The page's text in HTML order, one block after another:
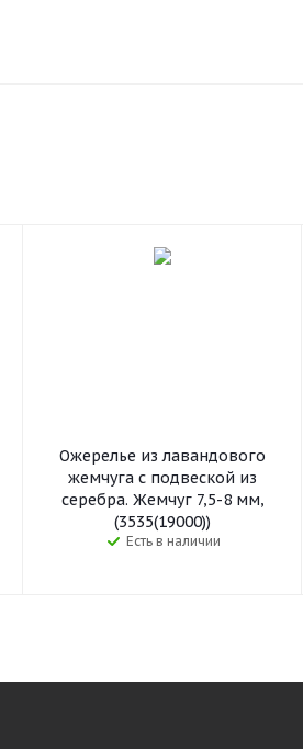
Ожерелье из лавандового
жемчуга с подвеской из
серебра. Жемчуг 7,5-8 мм,
(3535(19000))
Есть в наличии